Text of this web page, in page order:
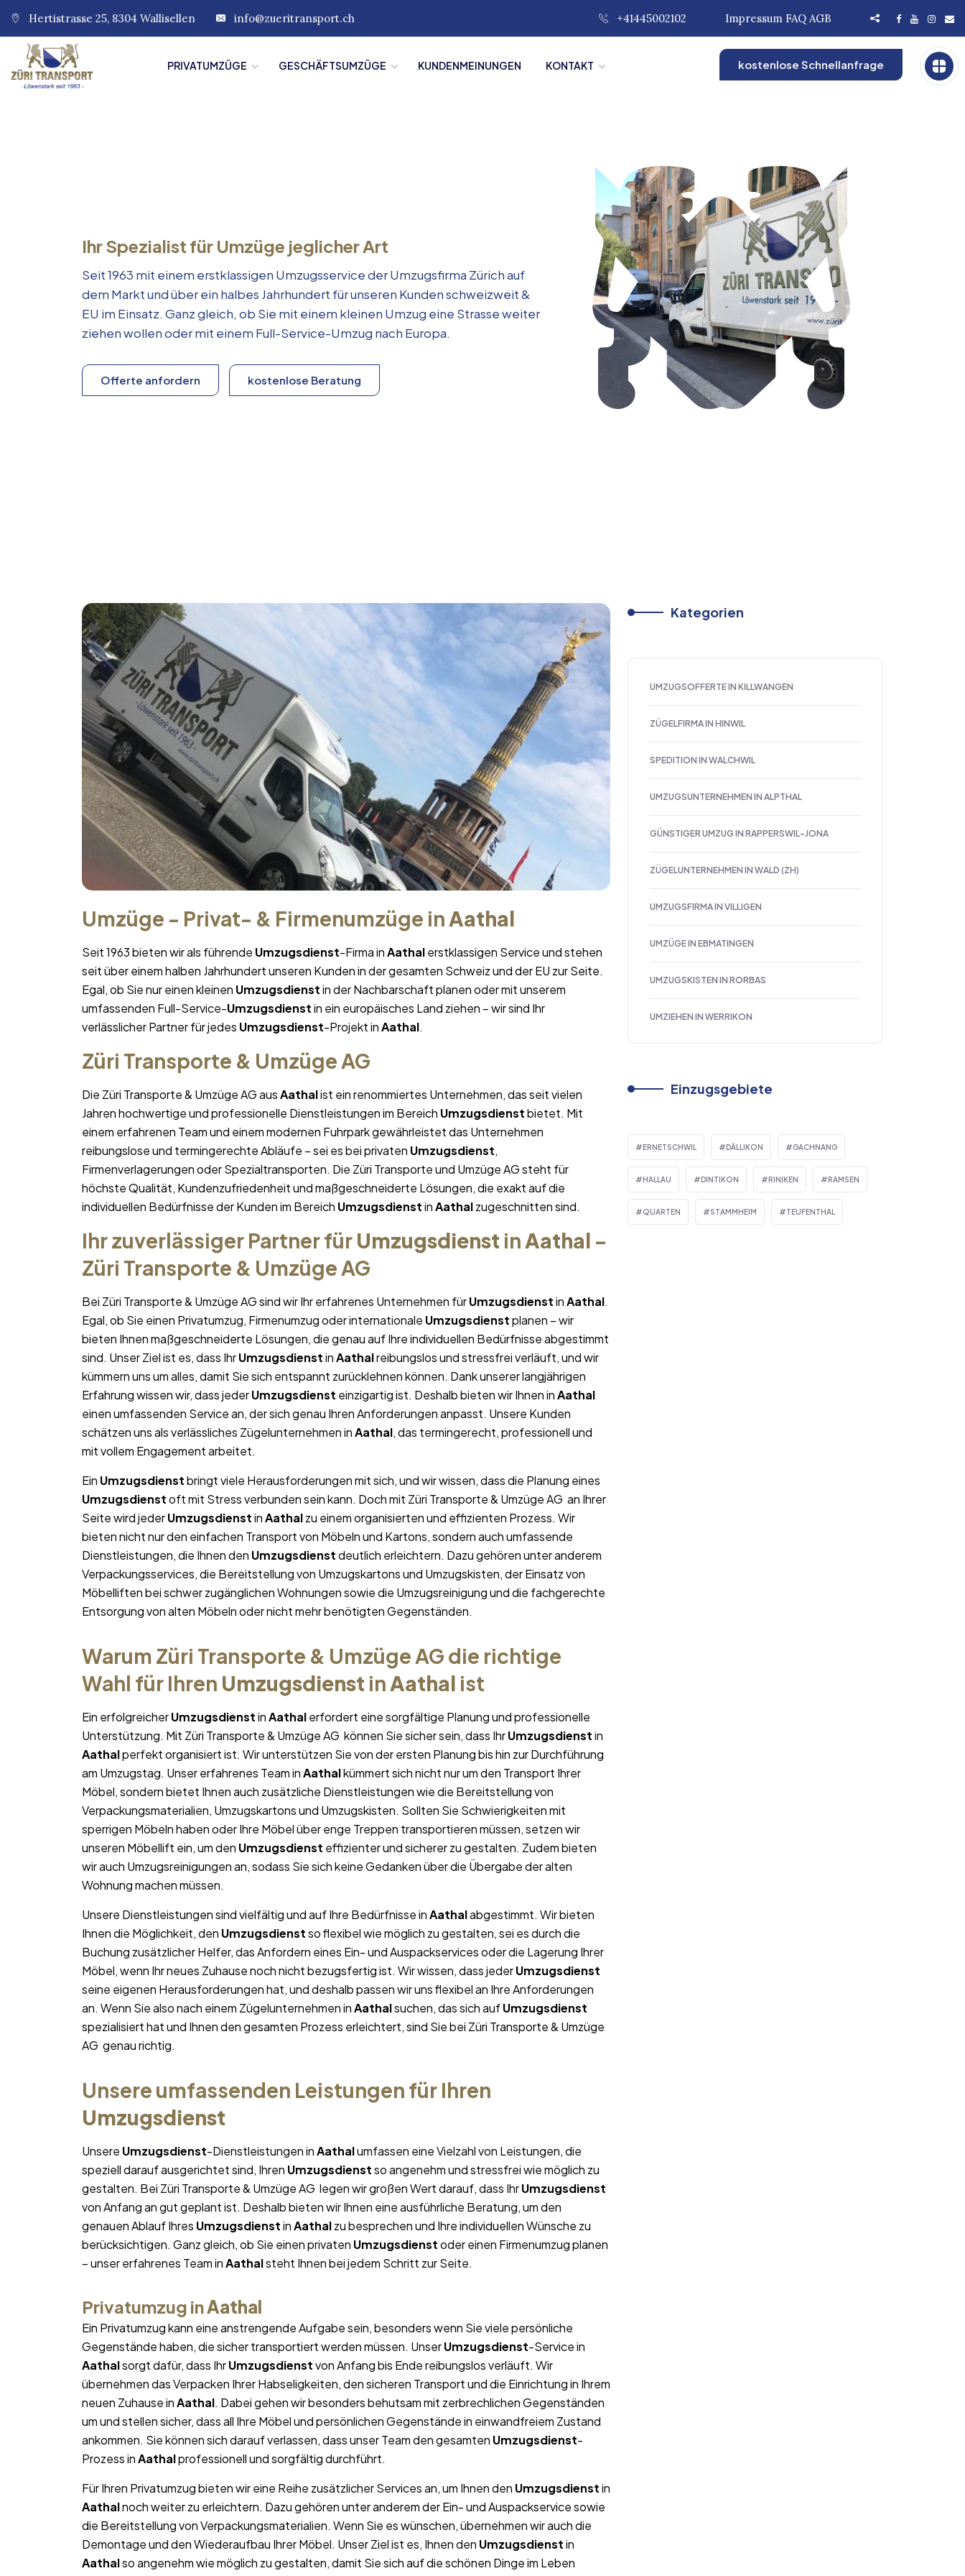
Hertistrasse 25, 8304 Wallisellen info@zueritransport.ch +41445002102 Impressum FAQ AGB
PRIVATUMZÜGE GESCHÄFTSUMZÜGE KUNDENMEINUNGEN KONTAKT kostenlose Schnellanfrage
Ihr Spezialist für Umzüge jeglicher Art
Seit 1963 mit einem erstklassigen Umzugsservice der Umzugsfirma Zürich auf
dem Markt und über ein halbes Jahrhundert für unseren Kunden schweizweit &
EU im Einsatz. Ganz gleich, ob Sie mit einem kleinen Umzug eine Strasse weiter
ziehen wollen oder mit einem Full-Service-Umzug nach Europa.
Offerte anfordern kostenlose Beratung
Umzüge - Privat- & Firmenumzüge inAathal
Seit 1963 bieten wir als führende Umzugsdienst-Firma inAathalerstklassigen Service und stehen
seit über einem halben Jahrhundert unseren Kunden in der gesamten Schweiz und der EU zur Seite.
Egal, ob Sie nur einen kleinen Umzugsdienstin der Nachbarschaft planen oder mit unserem
umfassenden Full-Service-Umzugsdienstin ein europäisches Land ziehen – wir sind Ihr
verlässlicher Partner für jedes Umzugsdienst-Projekt inAathal.
Züri Transporte & Umzüge AG
Die Züri Transporte & Umzüge AG ausAathalist ein renommiertes Unternehmen, das seit vielen
Jahren hochwertige und professionelle Dienstleistungen im Bereich Umzugsdienstbietet. Mit
einem erfahrenen Team und einem modernen Fuhrpark gewährleistet das Unternehmen
reibungslose und termingerechte Abläufe – sei es bei privaten Umzugsdienst,
Firmenverlagerungen oder Spezialtransporten. Die Züri Transporte und Umzüge AG steht für
höchste Qualität, Kundenzufriedenheit und maßgeschneiderte Lösungen, die exakt auf die
individuellen Bedürfnisse der Kunden im Bereich UmzugsdienstinAathalzugeschnitten sind.
Ihr zuverlässiger Partner für Umzugsdienst inAathal –
Züri Transporte & Umzüge AG
Bei Züri Transporte & Umzüge AG sind wir Ihr erfahrenes Unternehmen fürUmzugsdienstinAathal.
Egal, ob Sie einen Privatumzug, Firmenumzug oder internationale Umzugsdienstplanen – wir
bieten Ihnen maßgeschneiderte Lösungen, die genau auf Ihre individuellen Bedürfnisse abgestimmt
sind. Unser Ziel ist es, dass IhrUmzugsdienstinAathalreibungslos und stressfrei verläuft, und wir
kümmern uns um alles, damit Sie sich entspannt zurücklehnen können. Dank unserer langjährigen
Erfahrung wissen wir, dass jederUmzugsdienst einzigartig ist. Deshalb bieten wir Ihnen inAathal
einen umfassenden Service an, der sich genau Ihren Anforderungen anpasst. Unsere Kunden
schätzen uns als verlässliches Zügelunternehmen inAathal, das termingerecht, professionell und
mit vollem Engagement arbeitet.
Ein Umzugsdienstbringt viele Herausforderungen mit sich, und wir wissen, dass die Planung eines
Umzugsdienstoft mit Stress verbunden sein kann. Doch mit Züri Transporte & Umzüge AG an Ihrer
Seite wird jederUmzugsdienstinAathalzu einem organisierten und effizienten Prozess. Wir
bieten nicht nur den einfachen Transport von Möbeln und Kartons, sondern auch umfassende
Dienstleistungen, die Ihnen den Umzugsdienstdeutlich erleichtern. Dazu gehören unter anderem
Verpackungsservices, die Bereitstellung von Umzugskartons und Umzugskisten, der Einsatz von
Möbelliften bei schwer zugänglichen Wohnungen sowie die Umzugsreinigung und die fachgerechte
Entsorgung von alten Möbeln oder nicht mehr benötigten Gegenständen.
Warum Züri Transporte & Umzüge AG die richtige
Wahl für Ihren Umzugsdienst inAathal ist
Ein erfolgreicherUmzugsdienstinAathalerfordert eine sorgfältige Planung und professionelle
Unterstützung. Mit Züri Transporte & Umzüge AG können Sie sicher sein, dass IhrUmzugsdienstin
Aathalperfekt organisiert ist. Wir unterstützen Sie von der ersten Planung bis hin zur Durchführung
am Umzugstag. Unser erfahrenes Team inAathalkümmert sich nicht nur um den Transport Ihrer
Möbel, sondern bietet Ihnen auch zusätzliche Dienstleistungen wie die Bereitstellung von
Verpackungsmaterialien, Umzugskartons und Umzugskisten. Sollten Sie Schwierigkeiten mit
sperrigen Möbeln haben oder Ihre Möbel über enge Treppen transportieren müssen, setzen wir
unseren Möbellift ein, um den Umzugsdienst effizienter und sicherer zu gestalten. Zudem bieten
wir auch Umzugsreinigungen an, sodass Sie sich keine Gedanken über die Übergabe der alten
Wohnung machen müssen.
Unsere Dienstleistungen sind vielfältig und auf Ihre Bedürfnisse inAathalabgestimmt. Wir bieten
Ihnen die Möglichkeit, den Umzugsdienstso flexibel wie möglich zu gestalten, sei es durch die
Buchung zusätzlicher Helfer, das Anfordern eines Ein- und Auspackservices oder die Lagerung Ihrer
Möbel, wenn Ihr neues Zuhause noch nicht bezugsfertig ist. Wir wissen, dass jederUmzugsdienst
seine eigenen Herausforderungen hat, und deshalb passen wir uns flexibel an Ihre Anforderungen
an. Wenn Sie also nach einem Zügelunternehmen inAathalsuchen, das sich aufUmzugsdienst
spezialisiert hat und Ihnen den gesamten Prozess erleichtert, sind Sie bei Züri Transporte & Umzüge
AG genau richtig.
Unsere umfassenden Leistungen für Ihren
Umzugsdienst
Unsere Umzugsdienst-Dienstleistungen inAathalumfassen eine Vielzahl von Leistungen, die
speziell darauf ausgerichtet sind, Ihren Umzugsdienstso angenehm und stressfrei wie möglich zu
gestalten. Bei Züri Transporte & Umzüge AG legen wir großen Wert darauf, dass IhrUmzugsdienst
von Anfang an gut geplant ist. Deshalb bieten wir Ihnen eine ausführliche Beratung, um den
genauen Ablauf Ihres UmzugsdienstinAathalzu besprechen und Ihre individuellen Wünsche zu
berücksichtigen. Ganz gleich, ob Sie einen privaten Umzugsdienstoder einen Firmenumzug planen
– unser erfahrenes Team inAathalsteht Ihnen bei jedem Schritt zur Seite.
Privatumzug inAathal
Ein Privatumzug kann eine anstrengende Aufgabe sein, besonders wenn Sie viele persönliche
Gegenstände haben, die sicher transportiert werden müssen. UnserUmzugsdienst-Service in
Aathalsorgt dafür, dass IhrUmzugsdienstvon Anfang bis Ende reibungslos verläuft. Wir
übernehmen das Verpacken Ihrer Habseligkeiten, den sicheren Transport und die Einrichtung in Ihrem
neuen Zuhause inAathal. Dabei gehen wir besonders behutsam mit zerbrechlichen Gegenständen
um und stellen sicher, dass all Ihre Möbel und persönlichen Gegenstände in einwandfreiem Zustand
ankommen. Sie können sich darauf verlassen, dass unser Team den gesamten Umzugsdienst-
Prozess inAathalprofessionell und sorgfältig durchführt.
Für Ihren Privatumzug bieten wir eine Reihe zusätzlicher Services an, um Ihnen den Umzugsdienstin
Aathalnoch weiter zu erleichtern. Dazu gehören unter anderem der Ein- und Auspackservice sowie
die Bereitstellung von Verpackungsmaterialien. Wenn Sie es wünschen, übernehmen wir auch die
Demontage und den Wiederaufbau Ihrer Möbel. Unser Ziel ist es, Ihnen den Umzugsdienstin
Aathalso angenehm wie möglich zu gestalten, damit Sie sich auf die schönen Dinge im Leben
Kategorien
UMZUGSOFFERTE IN KILLWANGEN
ZÜGELFIRMA IN HINWIL
SPEDITION IN WALCHWIL
UMZUGSUNTERNEHMEN IN ALPTHAL
GÜNSTIGER UMZUG IN RAPPERSWIL-JONA
ZÜGELUNTERNEHMEN IN WALD (ZH)
UMZUGSFIRMA IN VILLIGEN
UMZÜGE IN EBMATINGEN
UMZUGSKISTEN IN RORBAS
UMZIEHEN IN WERRIKON
Einzugsgebiete
ERNETSCHWIL DÄLLIKON GACHNANG
HALLAU DINTIKON RINIKEN RAMSEN
QUARTEN STAMMHEIM TEUFENTHAL